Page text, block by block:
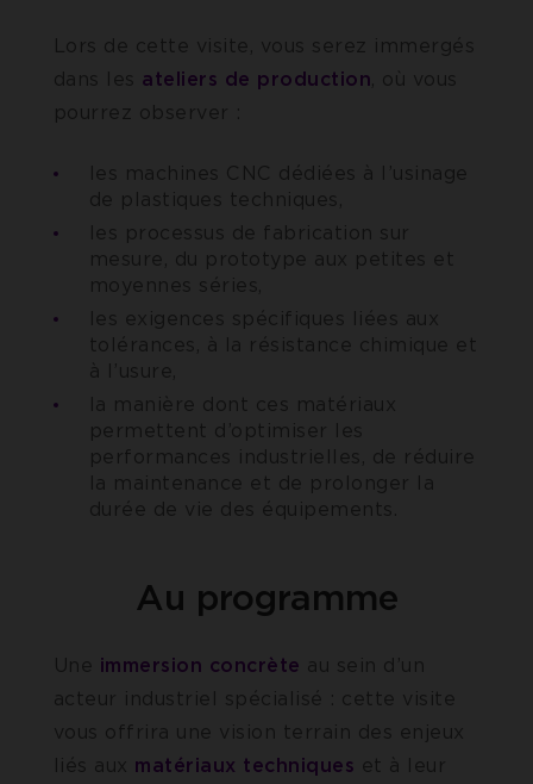
Lors de cette visite, vous serez immergés
dans les ateliers de production, où vous
pourrez observer :
les machines CNC dédiées à l’usinage
de plastiques techniques,
les processus de fabrication sur
mesure, du prototype aux petites et
moyennes séries,
les exigences spécifiques liées aux
tolérances, à la résistance chimique et
à l’usure,
la manière dont ces matériaux
permettent d’optimiser les
performances industrielles, de réduire
la maintenance et de prolonger la
durée de vie des équipements.
Au programme
Une immersion concrète au sein d’un
acteur industriel spécialisé : cette visite
vous offrira une vision terrain des enjeux
liés aux matériaux techniques et à leur